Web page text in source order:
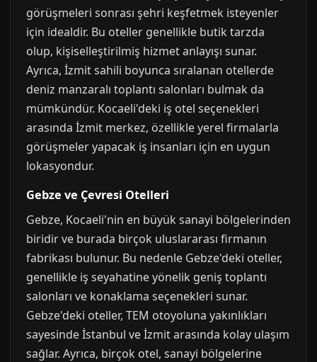
görüşmeleri sonrası şehri keşfetmek isteyenler
için idealdir. Bu oteller genellikle butik tarzda
olup, kişiselleştirilmiş hizmet anlayışı sunar.
Ayrıca, İzmit sahili boyunca sıralanan otellerde
deniz manzaralı toplantı salonları bulmak da
mümkündür. Kocaeli'deki iş otel seçenekleri
arasında İzmit merkez, özellikle yerel firmalarla
görüşmeler yapacak iş insanları için en uygun
lokasyondur.
Gebze ve Çevresi Otelleri
Gebze, Kocaeli'nin en büyük sanayi bölgelerinden
biridir ve burada birçok uluslararası firmanın
fabrikası bulunur. Bu nedenle Gebze'deki oteller,
genellikle iş seyahatine yönelik geniş toplantı
salonları ve konaklama seçenekleri sunar.
Gebze'deki oteller, TEM otoyoluna yakınlıkları
sayesinde İstanbul ve İzmit arasında kolay ulaşım
sağlar. Ayrıca, birçok otel, sanayi bölgelerine